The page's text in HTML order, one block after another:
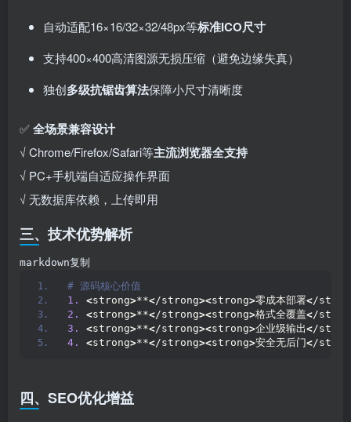
自动适配16×16/32×32/48px等标准ICO尺寸
支持400×400高清图源无损压缩（避免边缘失真）
独创多级抗锯齿算法保障小尺寸清晰度
✅ ​全场景兼容设计
√ Chrome/Firefox/Safari等主流浏览器全支持
√ PC+手机端自适应操作界面
√ 无数据库依赖，上传即用
三、技术优势解析
markdown复制
# 源码核心价值
1.
<strong>**</strong><strong>零成本部署</
2.
<strong>**</strong><strong>格式全覆盖</
3.
<strong>**</strong><strong>企业级输出</
4.
<strong>**</strong><strong>安全无后门</
四、SEO优化增益